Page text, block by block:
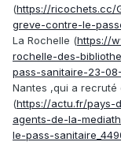
(https://ricochets.cc/
greve-contre-le-
La Rochelle (https://
rochelle-des-
pass-sanitaire-23-
Nantes ,qui a
(https://actu.fr/pays-
agents-de-la-
le-pass-